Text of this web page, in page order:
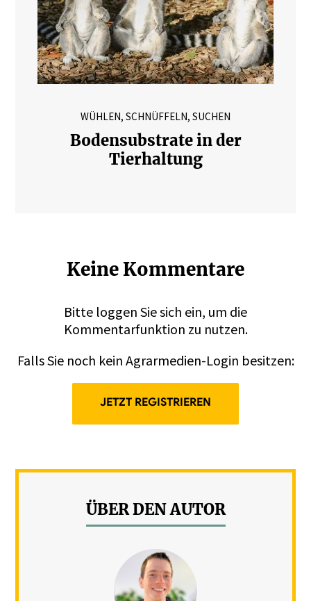
WÜHLEN, SCHNÜFFELN, SUCHEN
Bodensubstrate in der
Tierhaltung
Keine Kommentare
Bitte loggen Sie sich ein, um die
Kommentarfunktion zu nutzen.
Falls Sie noch kein Agrarmedien-Login besitzen:
JETZT REGISTRIEREN
ÜBER DEN AUTOR